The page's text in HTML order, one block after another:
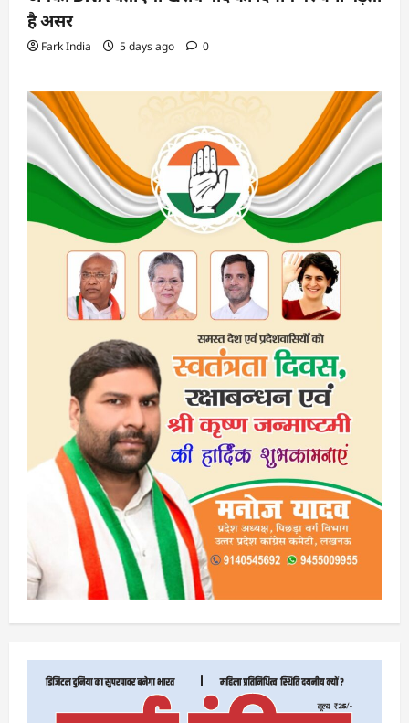
है असर
Fark India 5 days ago 0